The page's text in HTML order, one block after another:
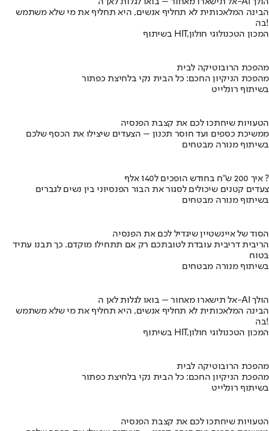
הבינה המלאכותית לא תחליף אנשים, היא תחליף את מי שלא משתמש
בה!
בשיתוף HIT,המכון הטכנולוגי חולון
מהפכת הרובוטיקה לבית
מהפכת הניקיון החכם: כל הבית נקי בלחיצת כפתור
בשיתוף רונלייט
הטעויות שיחתכו לכם את קצבת הפנסיה
ממשיכת כספים ועד חוסר תכנון – הצעדים שיצילו את הכסף שלכם
בשיתוף מנורה מבטחים
איך 200 ש"ח בחודש הופכים ל140 אלף ?
צעדים קטנים שיכולים לסגור את הבור הפנסיוני בין נשים לגברים
בשיתוף מנורה מבטחים
הסוד של איינשטיין שיגדיל לכם את הפנסיה
הריבית דריבית עובדת לטובתכם רק אם תתחילו מוקדם. כך תבנו עתיד
בטוח
בשיתוף מנורה מבטחים
אל תישארו מאחור – בואו לגלות לאן ה-AI הולך
הבינה המלאכותית לא תחליף אנשים, היא תחליף את מי שלא משתמש
בה!
בשיתוף HIT,המכון הטכנולוגי חולון
מהפכת הרובוטיקה לבית
מהפכת הניקיון החכם: כל הבית נקי בלחיצת כפתור
בשיתוף רונלייט
הטעויות שיחתכו לכם את קצבת הפנסיה